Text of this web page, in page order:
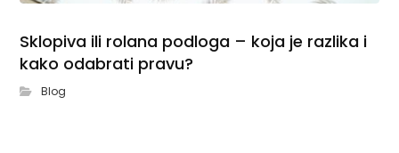
Sklopiva ili rolana podloga – koja je razlika i
kako odabrati pravu?
Blog